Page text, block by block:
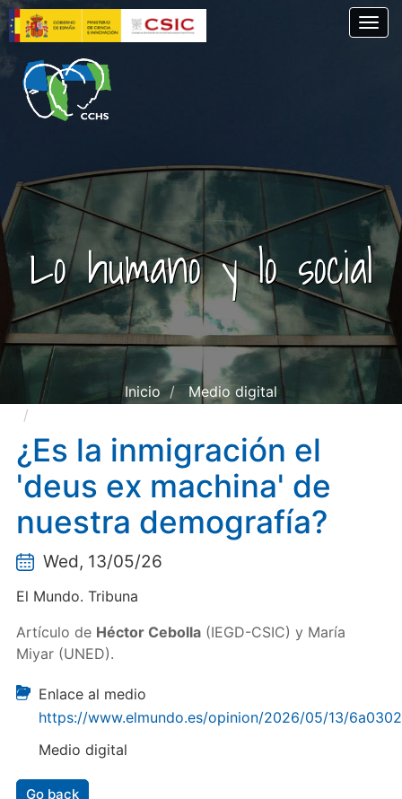
Skip
to
main
content
Lo humano y lo social
Inicio
Medio digital
demografía?
¿Es la inmigración el
'deus ex machina' de
nuestra demografía?
Wed, 13/05/26
El Mundo. Tribuna
Artículo de Héctor Cebolla(IEGD-CSIC) y María
Miyar (UNED).
Enlace al medio
https://www.elmundo.es/opinion/2026/05/13/
Medio digital
Go back